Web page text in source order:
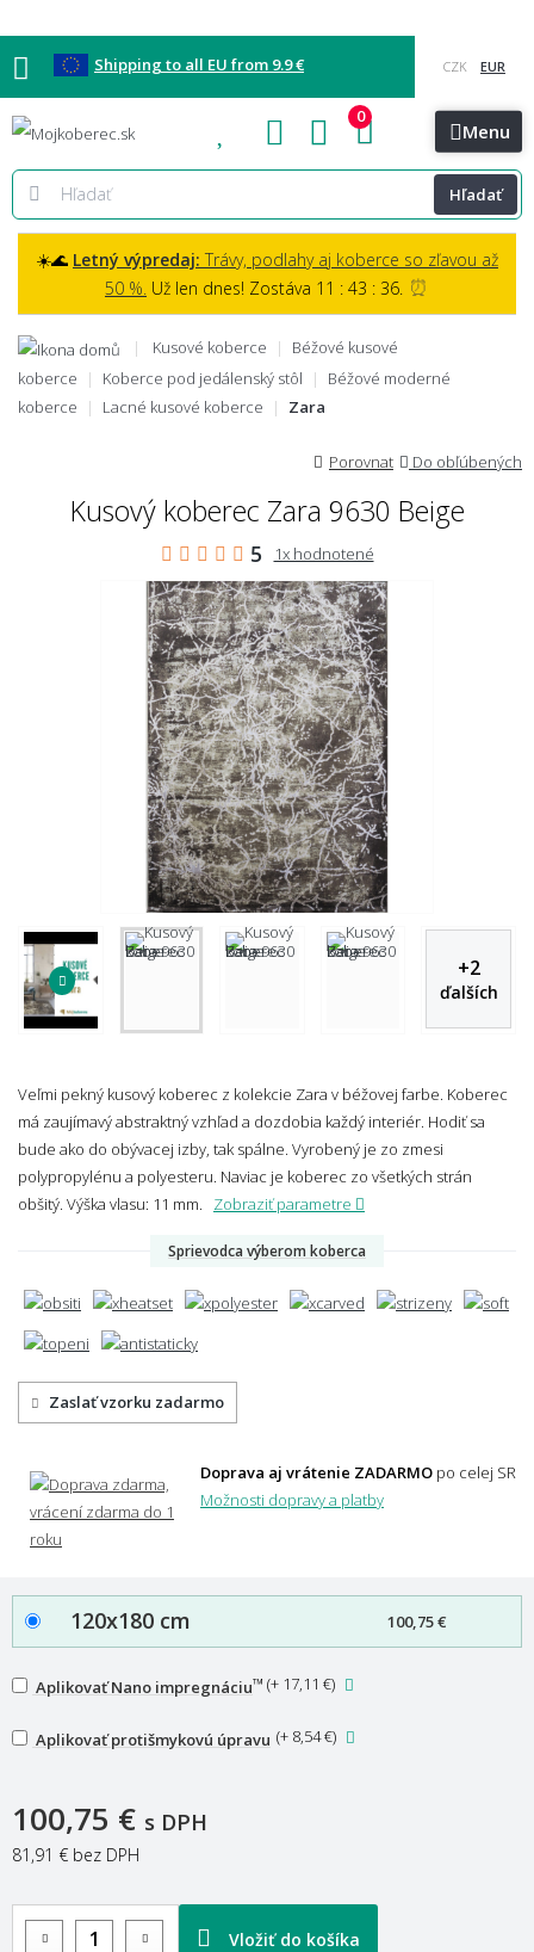
Shipping to all EU from 9.9 €
Blog Kontakt Menu
Hľadať
0
☀️🌊 Letný výpredaj: Trávy, podlahy aj koberce so zľavou až
50 %. Už len dnes! Zostáva 11 : 43 : 35. ⏰
Kusové koberce
Béžové kusové
koberce
Koberce pod jedálenský stôl
Béžové moderné
koberce
Lacné kusové koberce Zara
Porovnat Do obľúbených
Kusový koberec Zara 9630 Beige
5 1x hodnotené
+2
ďalších
Veľmi pekný kusový koberec z kolekcie Zara v béžovej farbe. Koberec
má zaujímavý abstraktný vzhľad a dozdobia každý interiér. Hodiť sa
bude ako do obývacej izby, tak spálne. Vyrobený je zo zmesi
polypropylénu a polyesteru. Naviac je koberec zo všetkých strán
obšitý. Výška vlasu: 11 mm. Zobraziť parametre
Sprievodca výberom koberca
Zaslať vzorku zadarmo
Doprava aj vrátenie ZADARMO po celej SR
Možnosti dopravy a platby
120x180 cm 100,75 €
Aplikovať Nano impregnáciu™ (+ 17,11 €)
Aplikovať protišmykovú úpravu (+ 8,54 €)
100,75 € s DPH
81,91 € bez DPH
Vložiť do košíka